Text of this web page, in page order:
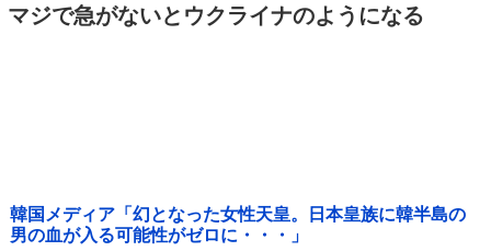
マジで急がないとウクライナのようになる
韓国メディア「幻となった女性天皇。日本皇族に韓半島の
男の血が入る可能性がゼロに・・・」